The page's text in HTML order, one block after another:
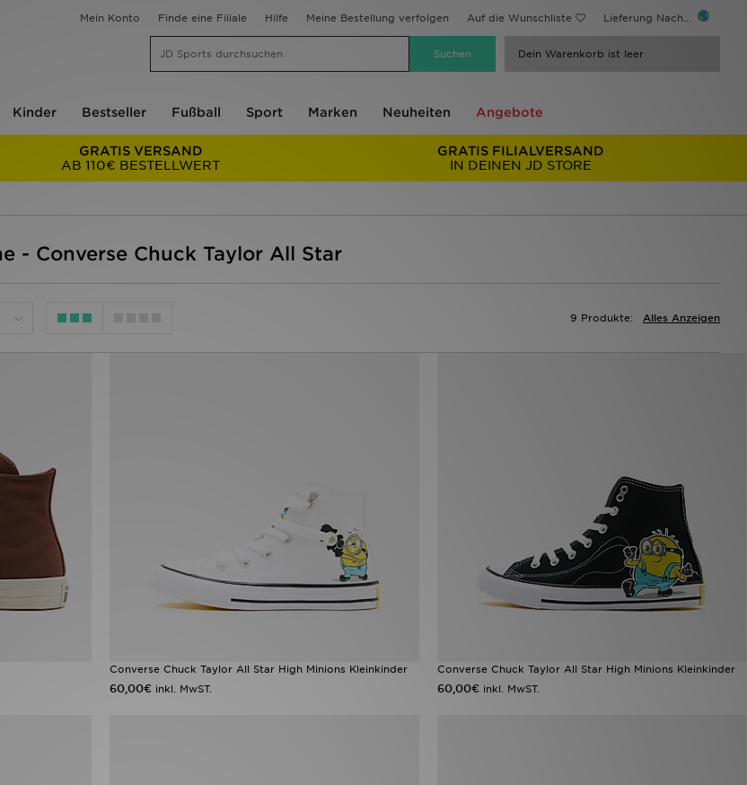
Mein Konto Finde eine Filiale Hilfe Meine Bestellung verfolgen Auf die Wunschliste Lieferung Nach...
Dein Warenkorb ist leer
Kinder Bestseller Fußball Sport Marken Neuheiten Angebote
GRATIS VERSAND
AB 110€ BESTELLWERT
GRATIS FILIALVERSAND
IN DEINEN JD STORE
- Converse Chuck Taylor All Star
Alles Anzeigen
9 Produkte:
Converse Chuck Taylor All Star High Minions Kleinkinder
60,00€ inkl. MwST.
Converse Chuck Taylor All Star High Minions Kleinkinder
60,00€ inkl. MwST.